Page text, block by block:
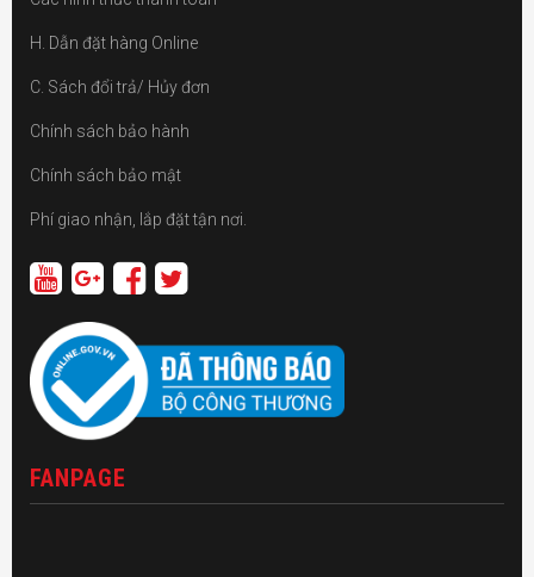
H. Dẫn đặt hàng Online
C. Sách đổi trả/ Hủy đơn
Chính sách bảo hành
Chính sách bảo mật
Phí giao nhận, lắp đặt tận nơi.
FANPAGE